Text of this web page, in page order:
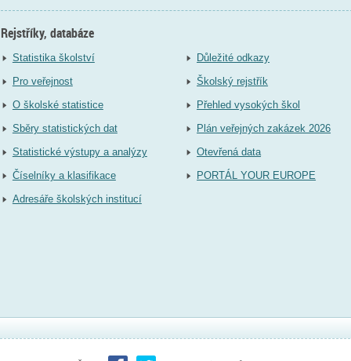
Rejstříky, databáze
Statistika školství
Pro veřejnost
O školské statistice
Sběry statistických dat
Statistické výstupy a analýzy
Číselníky a klasifikace
Adresáře školských institucí
Důležité odkazy
Školský rejstřík
Přehled vysokých škol
Plán veřejných zakázek 2026
Otevřená data
PORTÁL YOUR EUROPE